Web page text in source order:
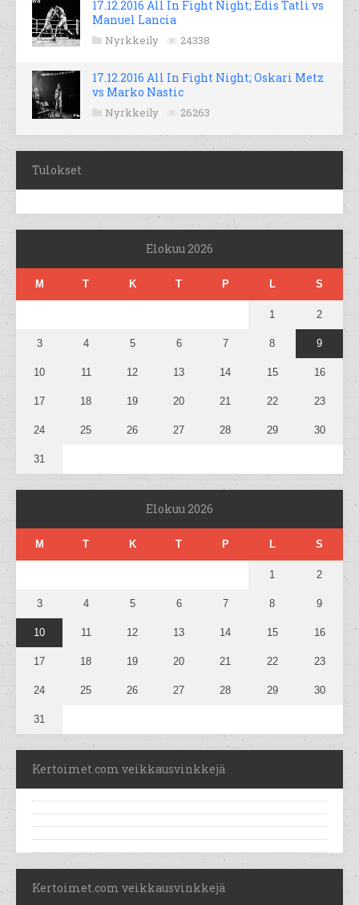
17.12.2016 All In Fight Night; Edis Tatli vs
Manuel Lancia
Nyrkkeily 24338
17.12.2016 All In Fight Night; Oskari Metz
vs Marko Nastic
Nyrkkeily 26263
Tulokset
Elokuu 2026
M T K T P L S
1 2
3 4 5 6 7 8 9
10 11 12 13 14 15 16
17 18 19 20 21 22 23
24 25 26 27 28 29 30
31
Elokuu 2026
M T K T P L S
1 2
3 4 5 6 7 8 9
10 11 12 13 14 15 16
17 18 19 20 21 22 23
24 25 26 27 28 29 30
31
Kertoimet.com veikkausvinkkejä
Kertoimet.com veikkausvinkkejä